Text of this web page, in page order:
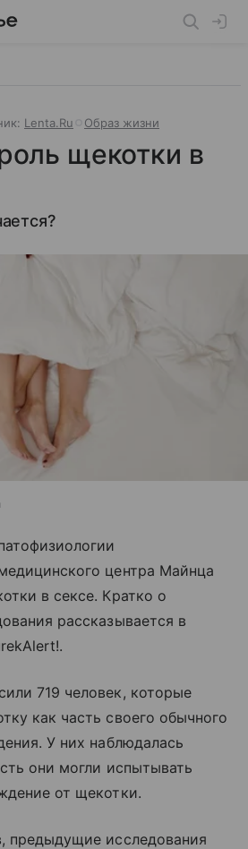
Lenta.Ru Образ жизни
щекотки в
центра Майнца
в сексе. Кратко о
рассказывается в
719 человек, которые
как часть своего обычного
У них наблюдалась
они могли испытывать
от щекотки.
предыдущие исследования